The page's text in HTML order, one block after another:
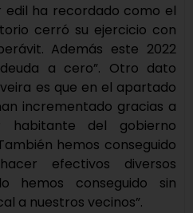
ha recordado como el
cerró su ejercicio con
Además este 2022
a cero”. Otro dato
es que en el apartado
incrementado gracias a
habitante del gobierno
hemos conseguido
efectivos diversos
hemos conseguido sin
a nuestros vecinos”.